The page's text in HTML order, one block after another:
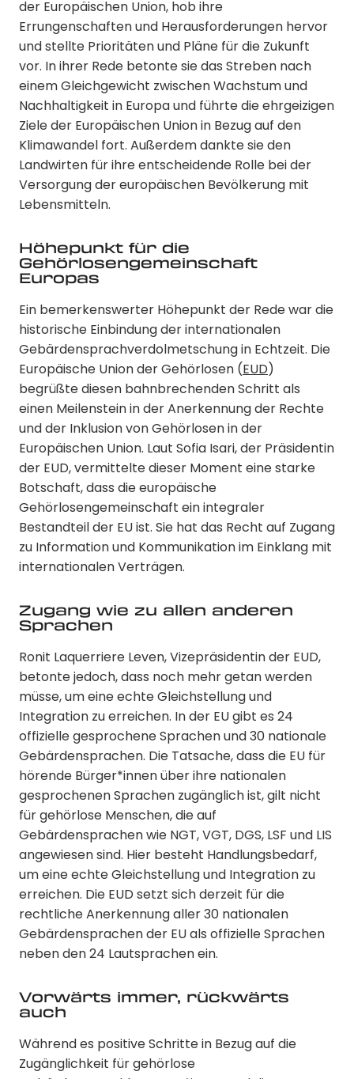
der Europäischen Union, hob ihre
Errungenschaften und Herausforderungen hervor
und stellte Prioritäten und Pläne für die Zukunft
vor. In ihrer Rede betonte sie das Streben nach
einem Gleichgewicht zwischen Wachstum und
Nachhaltigkeit in Europa und führte die ehrgeizigen
Ziele der Europäischen Union in Bezug auf den
Klimawandel fort. Außerdem dankte sie den
Landwirten für ihre entscheidende Rolle bei der
Versorgung der europäischen Bevölkerung mit
Lebensmitteln.
Höhepunkt für die
Gehörlosengemeinschaft
Europas
Ein bemerkenswerter Höhepunkt der Rede war die
historische Einbindung der internationalen
Gebärdensprachverdolmetschung in Echtzeit. Die
Europäische Union der Gehörlosen ( EUD )
begrüßte diesen bahnbrechenden Schritt als
einen Meilenstein in der Anerkennung der Rechte
und der Inklusion von Gehörlosen in der
Europäischen Union. Laut Sofia Isari, der Präsidentin
der EUD, vermittelte dieser Moment eine starke
Botschaft, dass die europäische
Gehörlosengemeinschaft ein integraler
Bestandteil der EU ist. Sie hat das Recht auf Zugang
zu Information und Kommunikation im Einklang mit
internationalen Verträgen.
Zugang wie zu allen anderen
Sprachen
Ronit Laquerriere Leven, Vizepräsidentin der EUD,
betonte jedoch, dass noch mehr getan werden
müsse, um eine echte Gleichstellung und
Integration zu erreichen. In der EU gibt es 24
offizielle gesprochene Sprachen und 30 nationale
Gebärdensprachen. Die Tatsache, dass die EU für
hörende Bürger*innen über ihre nationalen
gesprochenen Sprachen zugänglich ist, gilt nicht
für gehörlose Menschen, die auf
Gebärdensprachen wie NGT, VGT, DGS, LSF und LIS
angewiesen sind. Hier besteht Handlungsbedarf,
um eine echte Gleichstellung und Integration zu
erreichen. Die EUD setzt sich derzeit für die
rechtliche Anerkennung aller 30 nationalen
Gebärdensprachen der EU als offizielle Sprachen
neben den 24 Lautsprachen ein.
Vorwärts immer, rückwärts
auch
Während es positive Schritte in Bezug auf die
Zugänglichkeit für gehörlose